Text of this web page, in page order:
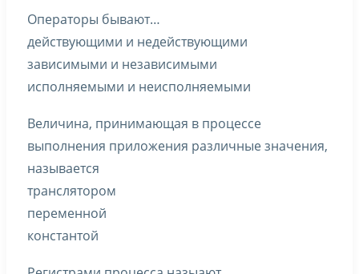
Операторы бывают…
действующими и недействующими
зависимыми и независимыми
исполняемыми и неисполняемыми
Величина, принимающая в процессе
выполнения приложения различные значения,
называется
транслятором
переменной
константой